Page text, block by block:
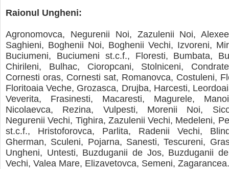
Raionul Ungheni:
Agronomovca, Negurenii Noi, Zazulenii Noi,
Saghieni, Boghenii Noi, Boghenii Vechi, Izvoreni,
Buciumeni, Buciumeni st.c.f., Floresti, Bumbata,
Chirileni, Bulhac, Cioropcani, Stolniceni,
Cornesti oras, Cornesti sat, Romanovca, Costuleni,
Floritoaia Veche, Grozasca, Drujba, Harcesti,
Veverita, Frasinesti, Macaresti, Magurele,
Nicolaevca, Rezina, Vulpesti, Morenii Noi,
Negurenii Vechi, Tighira, Zazulenii Vechi, Medeleni,
st.c.f., Hristoforovca, Parlita, Radenii Vechi,
Gherman, Sculeni, Pojarna, Sanesti, Tescureni,
Ungheni, Untesti, Buzduganii de Jos, Buzduganii
Vechi, Valea Mare, Elizavetovca, Semeni, Zagarancea.